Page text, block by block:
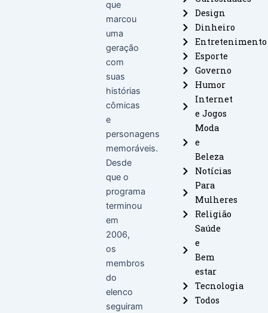
que
marcou
uma
geração
com
suas
histórias
cômicas
e
personagens
memoráveis.
Desde
que o
programa
terminou
em
2006,
os
membros
do
elenco
seguiram
Design
Dinheiro
Entretenimento
Esporte
Governo
Humor
Internet
e Jogos
Moda
e
Beleza
Notícias
Para
Mulheres
Religião
Saúde
e
Bem
estar
Tecnologia
Todos